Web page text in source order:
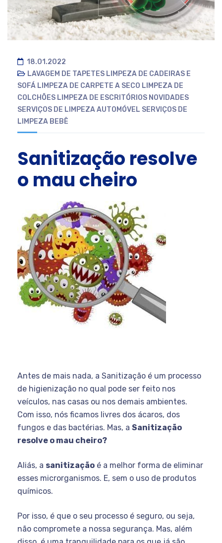
18.01.2022
LAVAGEM DE TAPETES LIMPEZA DE CADEIRAS E
SOFÁ LIMPEZA DE CARPETE A SECO LIMPEZA DE
COLCHÕES LIMPEZA DE ESCRITÓRIOS NOVIDADES
SERVIÇOS DE LIMPEZA AUTOMÓVEL SERVIÇOS DE
LIMPEZA BEBÊ
Sanitização resolve
o mau cheiro
Antes de mais nada, a Sanitização é um processo
de higienização no qual pode ser feito nos
veículos, nas casas ou nos demais ambientes.
Com isso, nós ficamos livres dos ácaros, dos
fungos e das bactérias. Mas, a Sanitização
resolve o mau cheiro?
Aliás, a sanitização é a melhor forma de eliminar
esses microrganismos. E, sem o uso de produtos
químicos.
Por isso, é que o seu processo é seguro, ou seja,
não compromete a nossa segurança. Mas, além